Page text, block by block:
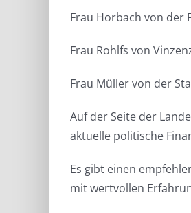
Frau Horbach von der
Frau Rohlfs von
Frau Müller von der
Auf der Seite der
aktuelle politische
Es gibt einen
mit wertvollen